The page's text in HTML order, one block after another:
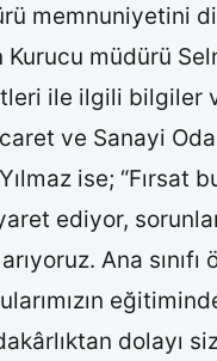
memnuniyetini
Kurucu müdürü
ile ilgili bilgiler
ve Sanayi
ise; “Fırsat
ediyor,
Ana sınıfı
dolayı